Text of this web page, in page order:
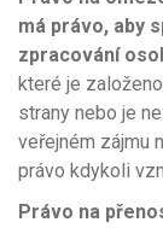
má právo, aby
zpracování
které je
strany nebo je
veřejném zájmu
právo kdykoli
Právo na